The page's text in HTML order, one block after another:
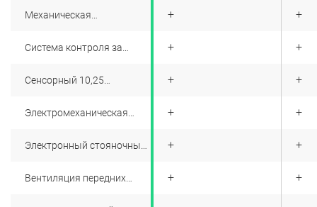
Механическая
вылету
Система контроля за
Сенсорный 10,25
мультимедийным
Электромеханическая
Электронный стояночный
Вентиляция передних
+
+
+
+
+
+
+
+
+
+
+
+
+
+
+
+
+
+